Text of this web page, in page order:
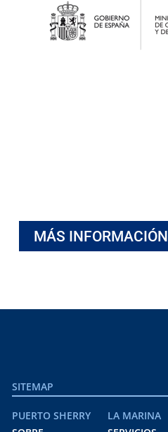
MÁS INFORMACIÓN
SITEMAP
PUERTO SHERRY
LA MARINA